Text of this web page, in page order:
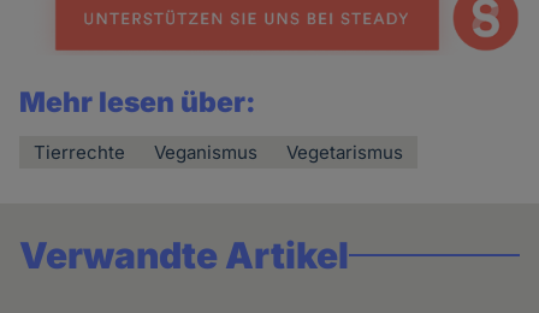
Mehr lesen über:
Tierrechte Veganismus Vegetarismus
Verwandte Artikel